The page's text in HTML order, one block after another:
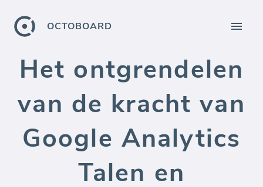
OCTOBOARD
Het ontgrendelen
van de kracht van
Google Analytics
Talen en